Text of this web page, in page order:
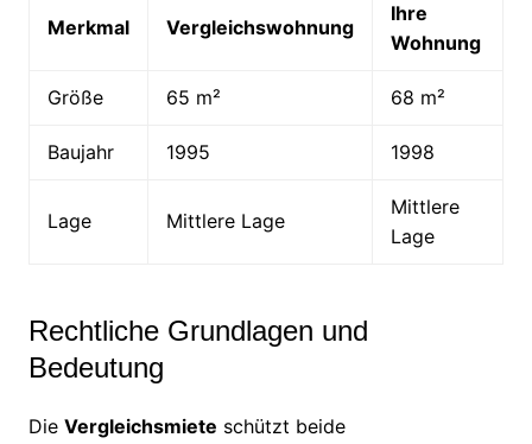
Merkmal Vergleichswohnung
Ihre
Wohnung
Größe 65 m² 68 m²
Baujahr 1995 1998
Lage Mittlere Lage
Mittlere
Lage
Rechtliche Grundlagen und
Bedeutung
Die Vergleichsmiete schützt beide